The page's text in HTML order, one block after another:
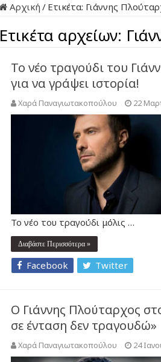
Αρχική / Ετικέτα: Γιάννης
Ετικέτα αρχείων:
Το νέο τραγούδι του
για να γράψει ιστορία!
Χαρά Παναγιωτακοπούλου 22
Το νέο του τραγούδι μόλις …
Διαβάστε Περισσότερα »
Facebook Twitter
Ο Γιάννης Πλούταρχος
σε ένταση δεν τραγουδώ»
Χαρά Παναγιωτακοπούλου 24